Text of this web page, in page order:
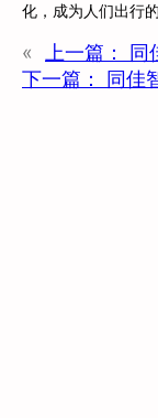
化，成为人们出行
« 上一篇：
同
下一篇：
同佳